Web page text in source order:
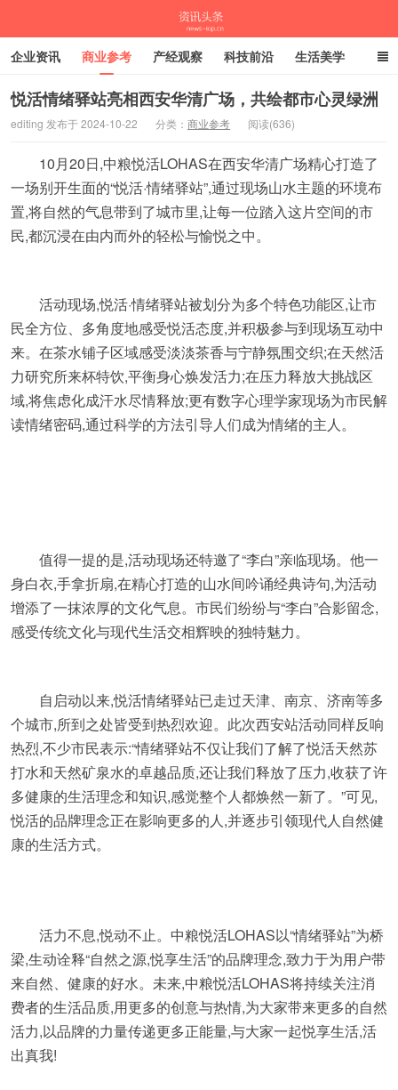
企业资讯 商业参考 产经观察 科技前沿 生活美学
时尚潮流 母婴亲子 专栏
悦活情绪驿站亮相西安华清广场，共绘都市心灵绿洲
editing 发布于 2024-10-22 分类： 商业参考 阅读(636)
10月20日,中粮悦活LOHAS在西安华清广场精心打造了
一场别开生面的“悦活·情绪驿站”,通过现场山水主题的环境布
置,将自然的气息带到了城市里,让每一位踏入这片空间的市
民,都沉浸在由内而外的轻松与愉悦之中。
活动现场,悦活·情绪驿站被划分为多个特色功能区,让市
民全方位、多角度地感受悦活态度,并积极参与到现场互动中
来。在茶水铺子区域感受淡淡茶香与宁静氛围交织;在天然活
力研究所来杯特饮,平衡身心焕发活力;在压力释放大挑战区
域,将焦虑化成汗水尽情释放;更有数字心理学家现场为市民解
读情绪密码,通过科学的方法引导人们成为情绪的主人。
值得一提的是,活动现场还特邀了“李白”亲临现场。他一
身白衣,手拿折扇,在精心打造的山水间吟诵经典诗句,为活动
增添了一抹浓厚的文化气息。市民们纷纷与“李白”合影留念,
感受传统文化与现代生活交相辉映的独特魅力。
自启动以来,悦活情绪驿站已走过天津、南京、济南等多
个城市,所到之处皆受到热烈欢迎。此次西安站活动同样反响
热烈,不少市民表示:“情绪驿站不仅让我们了解了悦活天然苏
打水和天然矿泉水的卓越品质,还让我们释放了压力,收获了许
多健康的生活理念和知识,感觉整个人都焕然一新了。”可见,
悦活的品牌理念正在影响更多的人,并逐步引领现代人自然健
康的生活方式。
活力不息,悦动不止。中粮悦活LOHAS以“情绪驿站”为桥
梁,生动诠释“自然之源,悦享生活”的品牌理念,致力于为用户带
来自然、健康的好水。未来,中粮悦活LOHAS将持续关注消
费者的生活品质,用更多的创意与热情,为大家带来更多的自然
活力,以品牌的力量传递更多正能量,与大家一起悦享生活,活
出真我!